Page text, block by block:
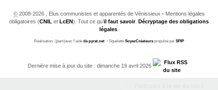
©2008-2026 , Elus communistes et apparentés de Vénissieux •Mentions légales
obligatoires (CNIL et LcEN). Tout ce qu’il faut savoir. Décryptage des obligations
légales
Réalisation : [pam|avec l’aide de pyrat.net • Squelette SoyezCréateurs propulsé par SPIP
Dernière mise à jour du site : dimanche 19 avril 2026